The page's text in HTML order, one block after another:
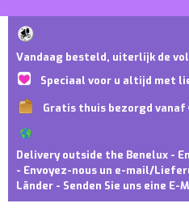
Vandaag besteld, uiterlijk de
Speciaal voor u altijd met
Gratis thuis bezorgd vanaf
Delivery outside the Benelux -
- Envoyez-nous un e-mail/
Länder - Senden Sie uns eine E-